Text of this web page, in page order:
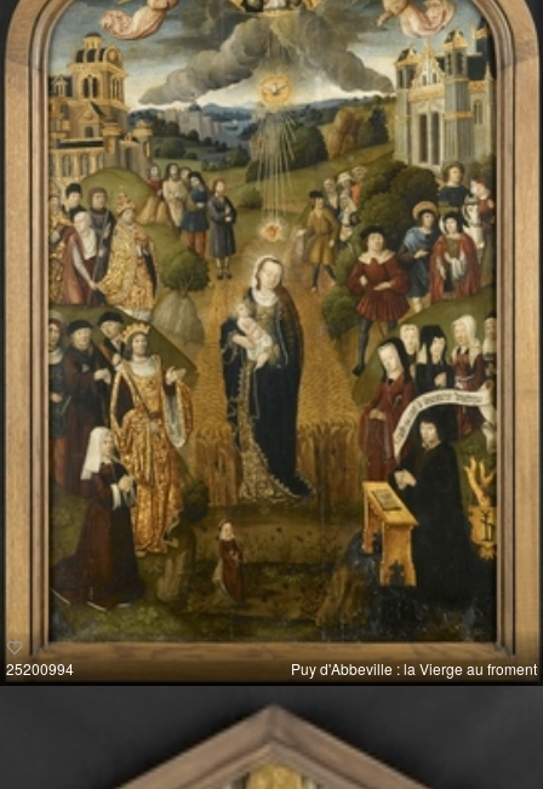
25200994 Puy d'Abbeville : la Vierge au froment